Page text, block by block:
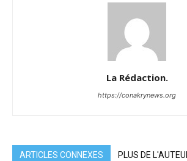
La Rédaction.
https://conakrynews.org
ARTICLES CONNEXES PLUS DE